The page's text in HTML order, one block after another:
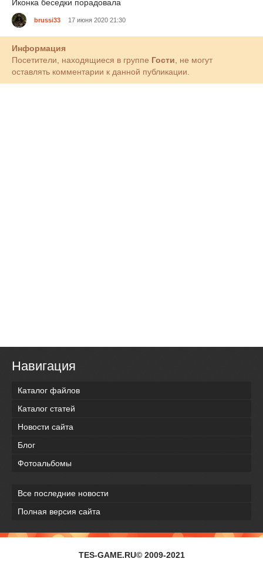
Иконка беседки порадовала
brussi33 17 июня 2020 21:30
Информация
Посетители, находящиеся в группе Гости , не могут
оставлять комментарии к данной публикации.
Навигация
Каталог файлов
Каталог статей
Новости сайта
Блог
Фотоальбомы
Все последние новости
Полная версия сайта
TES-GAME.RU© 2009-2021